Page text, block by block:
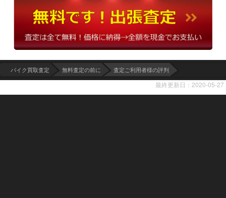
バイク買取査定 無料査定の前に 査定ご利用者様の評判
最終更新日：2020-05-27